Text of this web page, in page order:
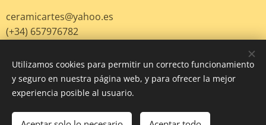
ceramicartes@yahoo.es
(+34) 657976782
Creado conWebnode Cookies
Utilizamos cookies para permitir un correcto funcionamiento
y seguro en nuestra página web, y para ofrecer la mejor
experiencia posible al usuario.